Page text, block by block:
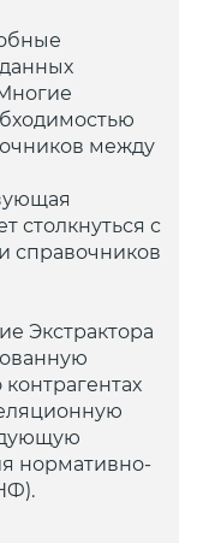
между
столкнуться с
справочников
Экстрактора
нормативно-